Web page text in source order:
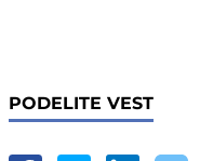
PODELITE VEST